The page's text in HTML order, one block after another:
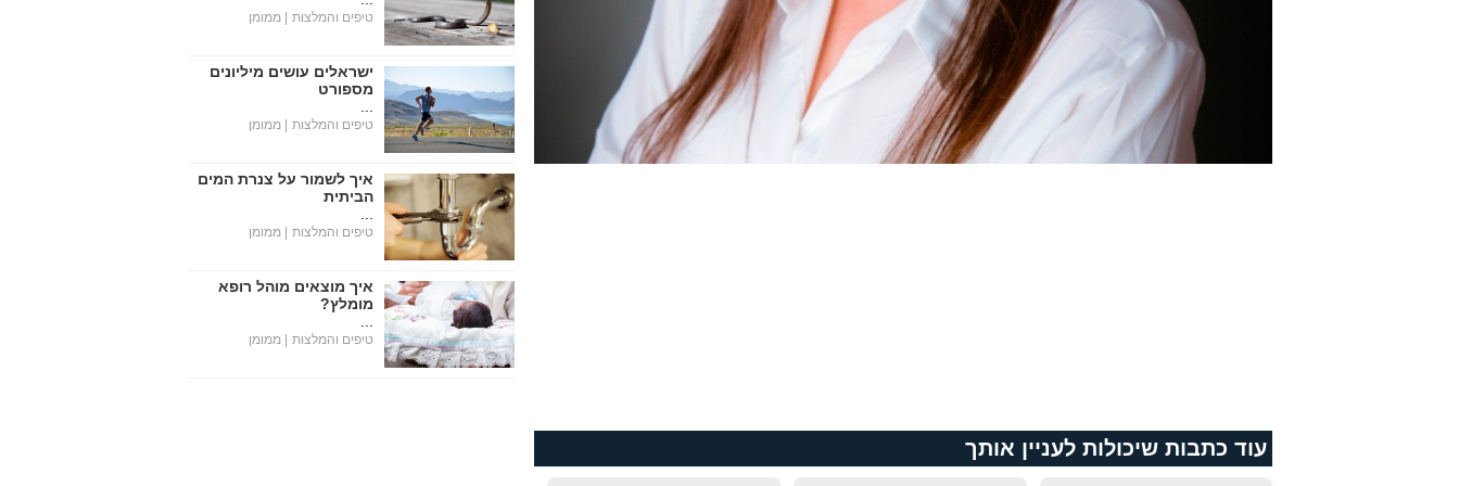
עוד כתבות שיכולות לעניין אותך
טיפים והמלצות | ממומן
ישראלים עושים מיליונים
מספורט
טיפים והמלצות | ממומן
איך לשמור על צנרת המים
הביתית
טיפים והמלצות | ממומן
איך מוצאים מוהל רופא
מומלץ?
טיפים והמלצות | ממומן